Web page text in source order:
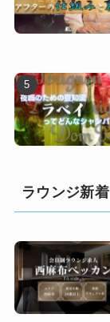
ラウンジ新着